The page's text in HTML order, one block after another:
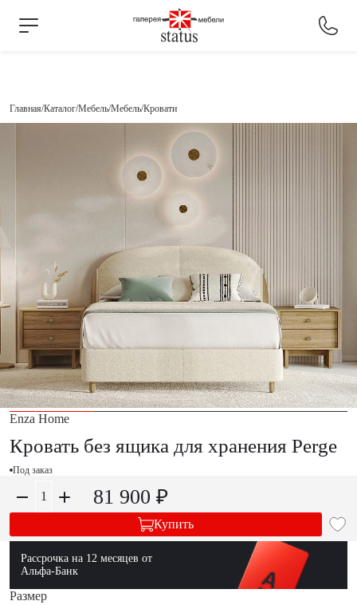
Главная Каталог Мебель Мебель Кровати
Enza Home
Кровать без ящика для хранения Perge
Под заказ
81 900 ₽
Купить
Рассрочка на 12 месяцев от
Альфа-Банк
Размер